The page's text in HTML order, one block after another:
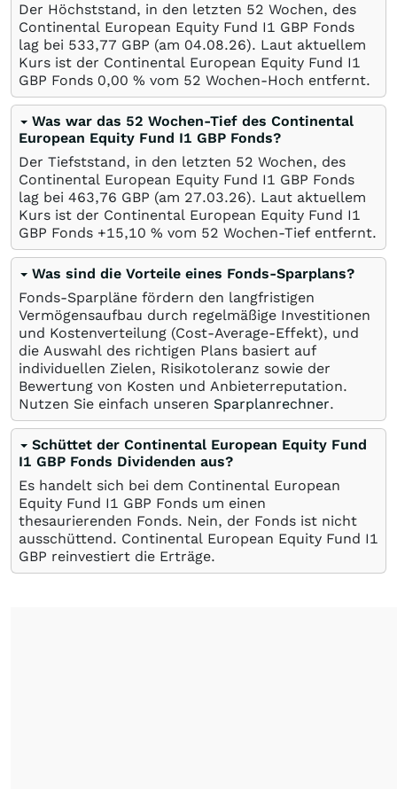
Der Höchststand, in den letzten 52 Wochen, des
Continental European Equity Fund I1 GBP Fonds
lag bei 533,77 GBP (am 04.08.26). Laut aktuellem
Kurs ist der Continental European Equity Fund I1
GBP Fonds 0,00 % vom 52 Wochen-Hoch entfernt.
Was war das 52 Wochen-Tief des Continental
European Equity Fund I1 GBP Fonds?
Der Tiefststand, in den letzten 52 Wochen, des
Continental European Equity Fund I1 GBP Fonds
lag bei 463,76 GBP (am 27.03.26). Laut aktuellem
Kurs ist der Continental European Equity Fund I1
GBP Fonds +15,10 % vom 52 Wochen-Tief entfernt.
Was sind die Vorteile eines Fonds-Sparplans?
Fonds-Sparpläne fördern den langfristigen
Vermögensaufbau durch regelmäßige Investitionen
und Kostenverteilung (Cost-Average-Effekt), und
die Auswahl des richtigen Plans basiert auf
individuellen Zielen, Risikotoleranz sowie der
Bewertung von Kosten und Anbieterreputation.
Nutzen Sie einfach unseren Sparplanrechner.
Schüttet der Continental European Equity Fund
I1 GBP Fonds Dividenden aus?
Es handelt sich bei dem Continental European
Equity Fund I1 GBP Fonds um einen
thesaurierenden Fonds. Nein, der Fonds ist nicht
ausschüttend. Continental European Equity Fund I1
GBP reinvestiert die Erträge.